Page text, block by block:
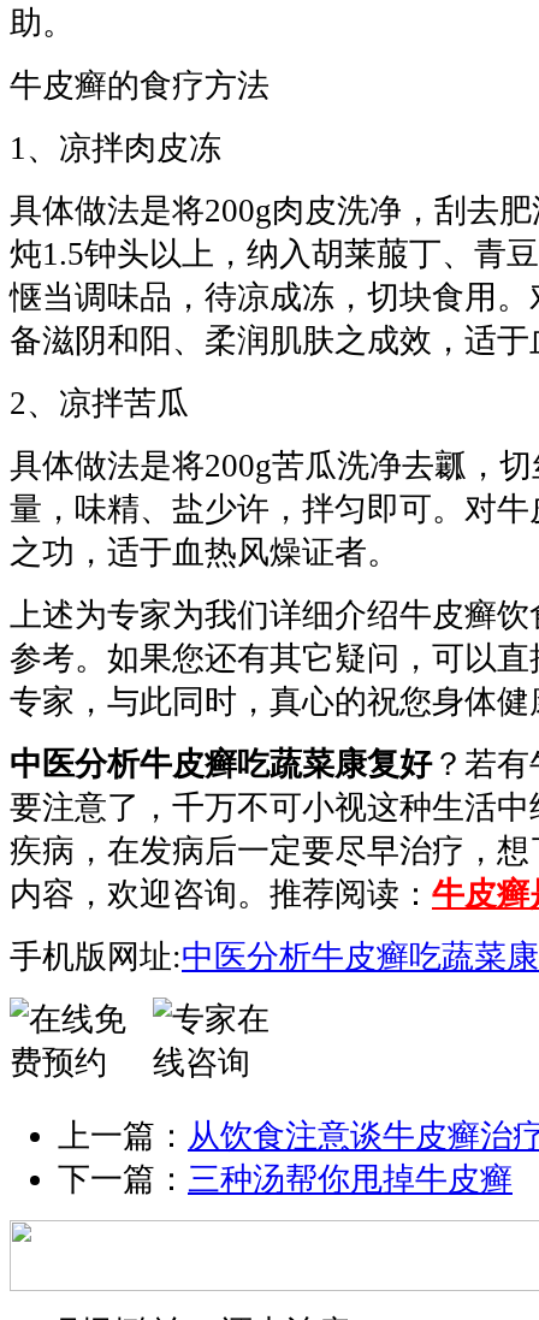
助。
牛皮癣的食疗方法
1、凉拌肉皮冻
具体做法是将200g肉皮洗净，刮去
炖1.5钟头以上，纳入胡莱菔丁、青
惬当调味品，待凉成冻，切块食用
备滋阴和阳、柔润肌肤之成效，适
2、凉拌苦瓜
具体做法是将200g苦瓜洗净去瓤，
量，味精、盐少许，拌匀即可。对
之功，适于血热风燥证者。
上述为专家为我们详细介绍牛皮癣
参考。如果您还有其它疑问，可以
专家，与此同时，真心的祝您身体健
中医分析牛皮癣吃蔬菜康复好？若有
要注意了，千万不可小视这种生活
疾病，在发病后一定要尽早治疗，
内容，欢迎咨询。推荐阅读： 牛皮癣
手机版网址:中医分析牛皮癣吃蔬菜
上一篇： 从饮食注意谈牛皮癣治
下一篇： 三种汤帮你甩掉牛皮癣